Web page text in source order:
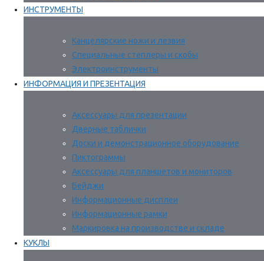
ИНСТРУМЕНТЫ
Канцелярские ножи и лезвия
Специальные степлеры и скобы
Электроинструменты
ИНФОРМАЦИЯ И ПРЕЗЕНТАЦИЯ
Аксессуары для презентации
Дверные таблички
Доски и демонстрационное оборудование
Пиктограммы
Аксессуары для планшетов и мониторов
Бейджи
Информационные дисплеи
Информационные рамки
Маркировка на производстве и складе
КУКЛЫ